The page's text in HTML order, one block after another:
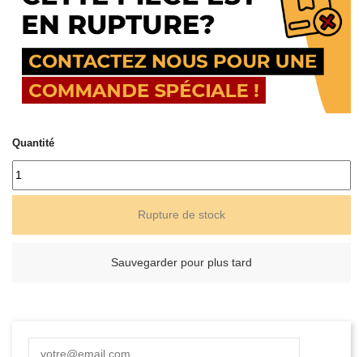
Quantité
Rupture de stock
Sauvegarder pour plus tard